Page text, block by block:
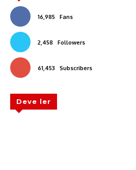
16,985 Fans
2,458 Followers
61,453 Subscribers
Deve ler